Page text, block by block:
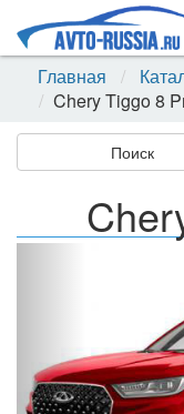
Главная
Chery Tiggo 8
Поиск